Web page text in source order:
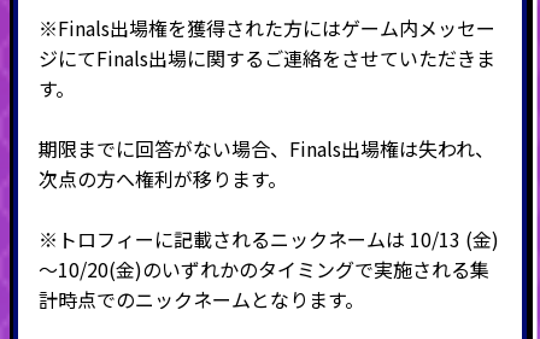
※Finals出場権を獲得された方にはゲーム内メッセー
ジにてFinals出場に関するご連絡をさせていただきま
す。
期限までに回答がない場合、Finals出場権は失われ、
次点の方へ権利が移ります。
※トロフィーに記載されるニックネームは 10/13 (金)
～10/20(金)のいずれかのタイミングで実施される集
計時点でのニックネームとなります。